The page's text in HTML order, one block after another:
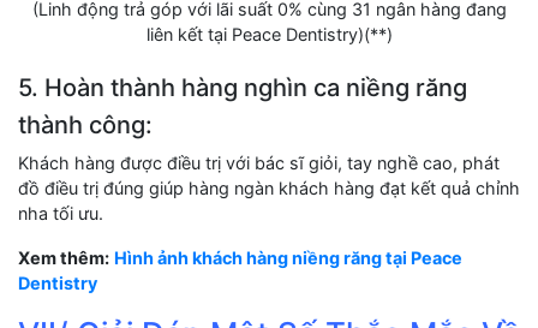
(Linh động trả góp với lãi suất 0% cùng 31 ngân hàng đang
liên kết tại Peace Dentistry)(**)
5. Hoàn thành hàng nghìn ca niềng răng
thành công:
Khách hàng được điều trị với bác sĩ giỏi, tay nghề cao, phát
đồ điều trị đúng giúp hàng ngàn khách hàng đạt kết quả chỉnh
nha tối ưu.
Xem thêm: Hình ảnh khách hàng niềng răng tại Peace
Dentistry